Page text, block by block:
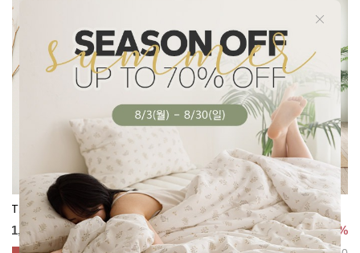
Thank you 카드
1,000 원
트로피컬 스파이스 쿠션 커버
38,000원 11,400원 70%